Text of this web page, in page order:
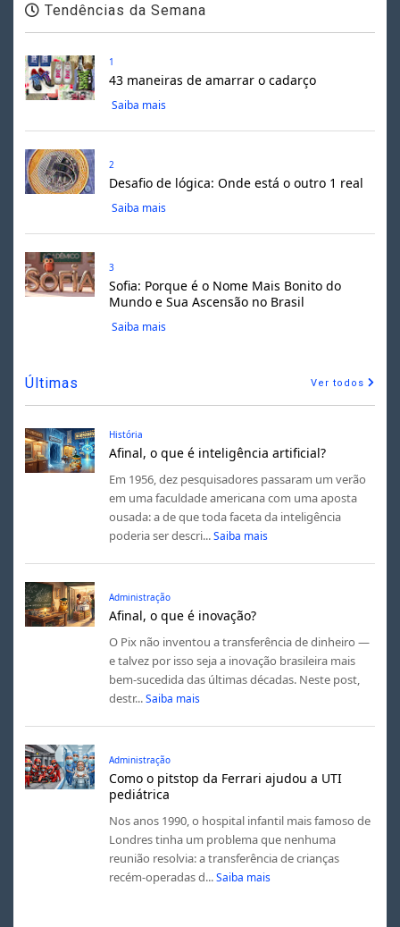
Tendências da Semana
1
43 maneiras de amarrar o cadarço
Saiba mais
2
Desafio de lógica: Onde está o outro 1 real
Saiba mais
3
Sofia: Porque é o Nome Mais Bonito do
Mundo e Sua Ascensão no Brasil
Saiba mais
Últimas Ver todos
História
Afinal, o que é inteligência artificial?
Em 1956, dez pesquisadores passaram um verão
em uma faculdade americana com uma aposta
ousada: a de que toda faceta da inteligência
poderia ser descri... Saiba mais
Administração
Afinal, o que é inovação?
O Pix não inventou a transferência de dinheiro —
e talvez por isso seja a inovação brasileira mais
bem-sucedida das últimas décadas. Neste post,
destr... Saiba mais
Administração
Como o pitstop da Ferrari ajudou a UTI
pediátrica
Nos anos 1990, o hospital infantil mais famoso de
Londres tinha um problema que nenhuma
reunião resolvia: a transferência de crianças
recém-operadas d... Saiba mais